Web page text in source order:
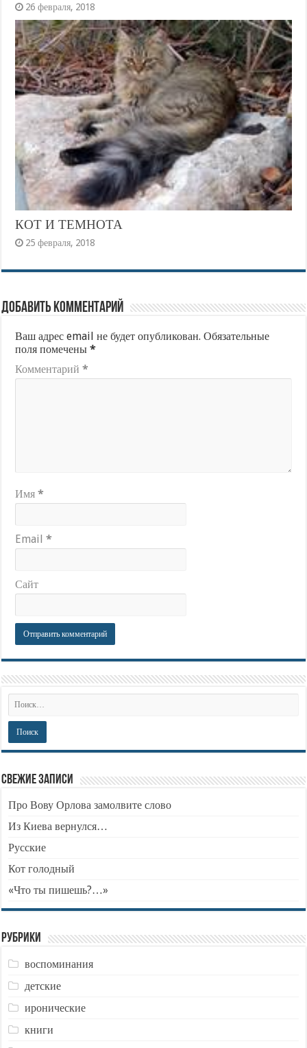
26 февраля, 2018
КОТ И ТЕМНОТА
25 февраля, 2018
Добавить комментарий
Ваш адрес email не будет опубликован. Обязательные
поля помечены*
Комментарий*
Имя*
Email*
Сайт
Свежие записи
Про Вову Орлова замолвите слово
Из Киева вернулся…
Русские
Кот голодный
«Что ты пишешь?…»
Рубрики
воспоминания
детские
иронические
книги